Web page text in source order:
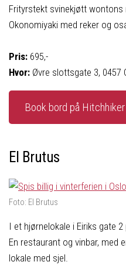
Frityrstekt svinekjøtt wontons
Okonomiyaki med reker og
Pris: 695,-
Hvor: Øvre slottsgate 3, 0457
Book bord på Hitchhiker
El Brutus
Foto: El Brutus
I et hjørnelokale i Eiriks gate
En restaurant og vinbar, med
lokale med sjel.